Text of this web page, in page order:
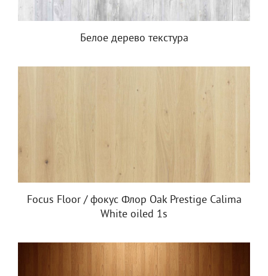
Белое дерево текстура
Focus Floor / фокус Флор Oak Prestige Calima
White oiled 1s